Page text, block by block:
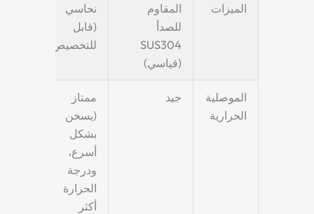
الميزات
المقاوم
للصدأ
SUS304
(قياسي)
نحاسي
(قابل
للتخصيص)
الموصلية
الحرارية
جيد
ممتاز
(يسخن
بشكل
أسرع،
ودرجة
الحرارة
أكثر